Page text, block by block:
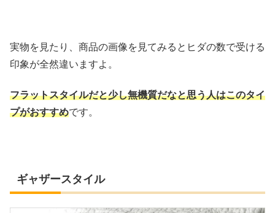
実物を見たり、商品の画像を見てみるとヒダの数で受ける
印象が全然違いますよ。
フラットスタイルだと少し無機質だなと思う人はこのタイ
プがおすすめです。
ギャザースタイル